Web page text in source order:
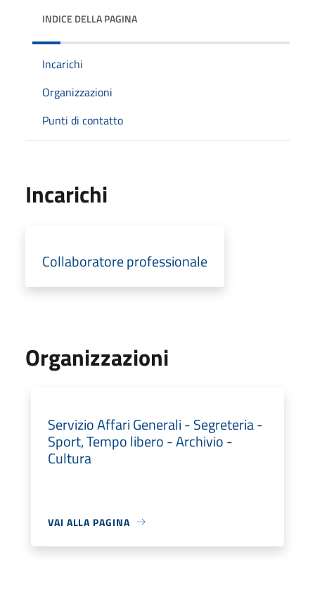
INDICE DELLA PAGINA
Incarichi
Organizzazioni
Punti di contatto
Incarichi
Collaboratore professionale
Organizzazioni
Servizio Affari Generali - Segreteria -
Sport, Tempo libero - Archivio -
Cultura
VAI ALLA PAGINA